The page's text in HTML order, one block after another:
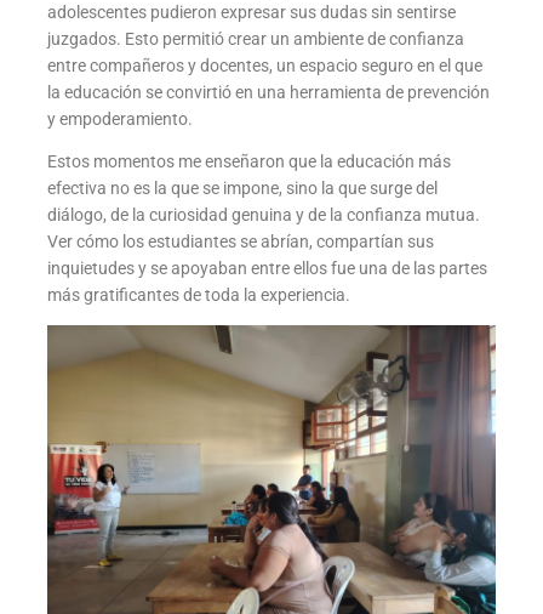
adolescentes pudieron expresar sus dudas sin sentirse
juzgados. Esto permitió crear un ambiente de confianza
entre compañeros y docentes, un espacio seguro en el que
la educación se convirtió en una herramienta de prevención
y empoderamiento.
Estos momentos me enseñaron que la educación más
efectiva no es la que se impone, sino la que surge del
diálogo, de la curiosidad genuina y de la confianza mutua.
Ver cómo los estudiantes se abrían, compartían sus
inquietudes y se apoyaban entre ellos fue una de las partes
más gratificantes de toda la experiencia.